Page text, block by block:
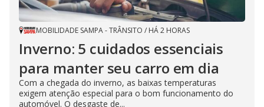
MOBILIDADE SAMPA - TRÂNSITO / HÁ 2 HORAS
Inverno: 5 cuidados essenciais
para manter seu carro em dia
Com a chegada do inverno, as baixas temperaturas
exigem atenção especial para o bom funcionamento do
automóvel. O desgaste de...